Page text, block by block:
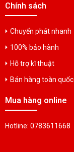
Liên hệ
Liên hệ
Chính sách
Chuyển phát nhanh
100% bảo hành
Hỗ trợ kĩ thuật
Bán hàng toàn quốc
Mua hàng online
Hotline: 0783611668